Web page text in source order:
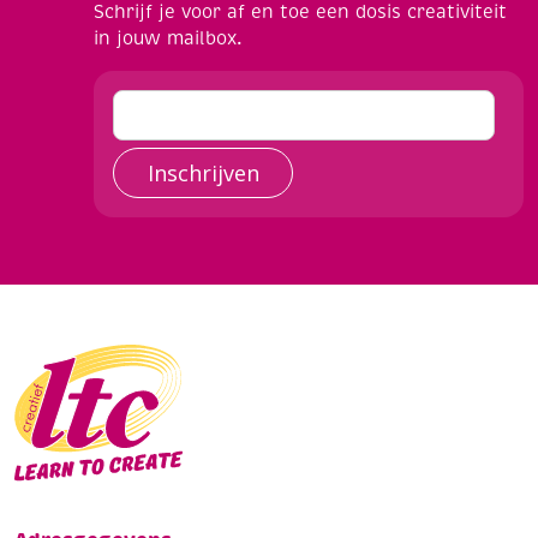
Schrijf je voor af en toe een dosis creativiteit
in jouw mailbox.
Inschrijven